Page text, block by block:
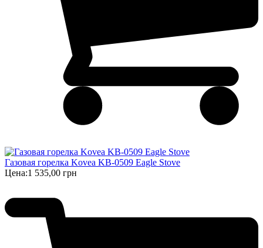
Газовая горелка Kovea KB-0509 Eagle Stove
Цена:1 535,00 грн